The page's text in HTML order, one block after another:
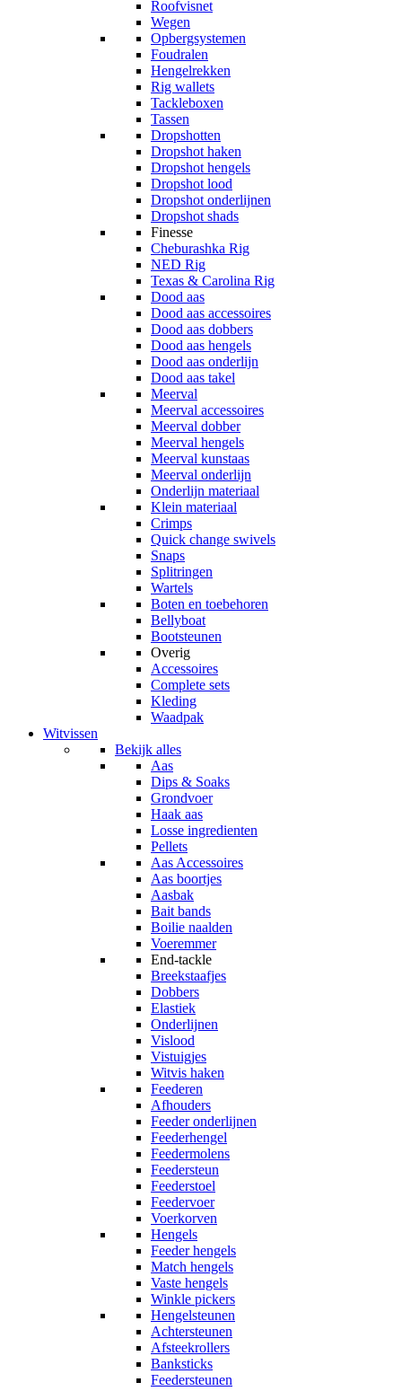
Roofvisnet
Wegen
Opbergsystemen
Foudralen
Hengelrekken
Rig wallets
Tackleboxen
Tassen
Dropshotten
Dropshot haken
Dropshot hengels
Dropshot lood
Dropshot onderlijnen
Dropshot shads
Finesse
Cheburashka Rig
NED Rig
Texas & Carolina Rig
Dood aas
Dood aas accessoires
Dood aas dobbers
Dood aas hengels
Dood aas onderlijn
Dood aas takel
Meerval
Meerval accessoires
Meerval dobber
Meerval hengels
Meerval kunstaas
Meerval onderlijn
Onderlijn materiaal
Klein materiaal
Crimps
Quick change swivels
Snaps
Splitringen
Wartels
Boten en toebehoren
Bellyboat
Bootsteunen
Overig
Accessoires
Complete sets
Kleding
Waadpak
Witvissen
Bekijk alles
Aas
Dips & Soaks
Grondvoer
Haak aas
Losse ingredienten
Pellets
Aas Accessoires
Aas boortjes
Aasbak
Bait bands
Boilie naalden
Voeremmer
End-tackle
Breekstaafjes
Dobbers
Elastiek
Onderlijnen
Vislood
Vistuigjes
Witvis haken
Feederen
Afhouders
Feeder onderlijnen
Feederhengel
Feedermolens
Feedersteun
Feederstoel
Feedervoer
Voerkorven
Hengels
Feeder hengels
Match hengels
Vaste hengels
Winkle pickers
Hengelsteunen
Achtersteunen
Afsteekrollers
Banksticks
Feedersteunen